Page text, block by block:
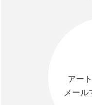
アー
メール